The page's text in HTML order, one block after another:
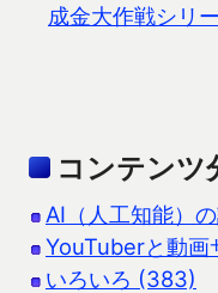
成金大作戦シリ
コンテンツ
AI（人工知能）
YouTuberと動画
いろいろ (383)